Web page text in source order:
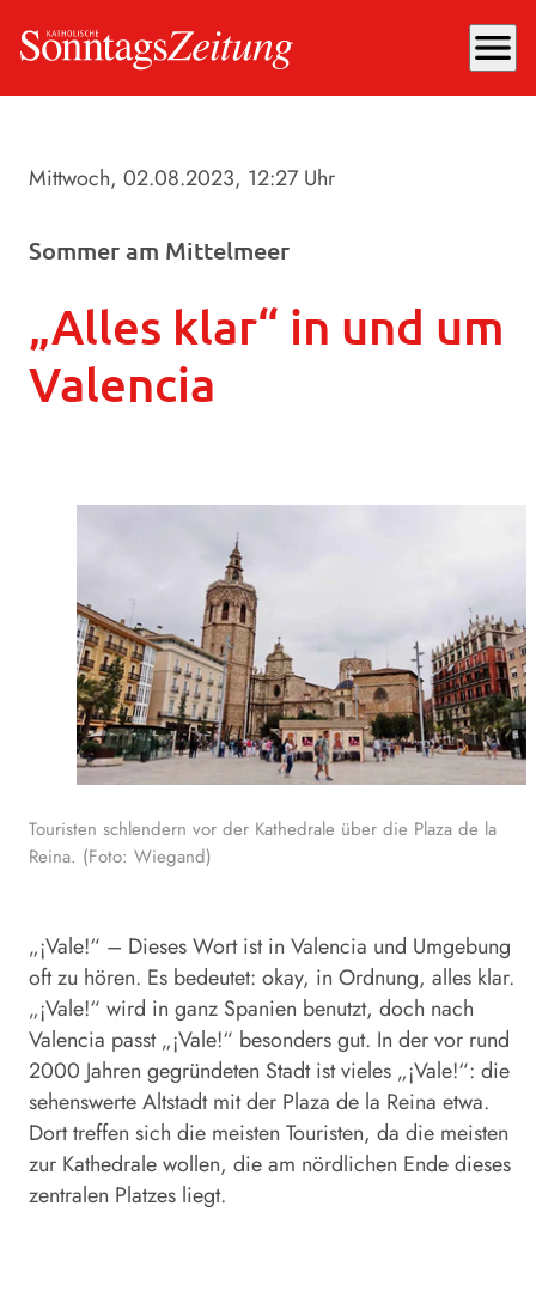
menu
Mittwoch, 02.08.2023, 12:27 Uhr
Sommer am Mittelmeer
„Alles klar“ in und um
Valencia
Touristen schlendern vor der Kathedrale über die Plaza de la
Reina. (Foto: Wiegand)
„¡Vale!“ – Dieses Wort ist in Valencia und Umgebung
oft zu hören. Es bedeutet: okay, in Ordnung, alles klar.
„¡Vale!“ wird in ganz Spanien benutzt, doch nach
Valencia passt „¡Vale!“ besonders gut. In der vor rund
2000 Jahren gegründeten Stadt ist vieles „¡Vale!“: die
sehenswerte Altstadt mit der Plaza de la Reina etwa.
Dort treffen sich die meisten Touristen, da die meisten
zur Kathedrale wollen, die am nördlichen Ende dieses
zentralen Platzes liegt.